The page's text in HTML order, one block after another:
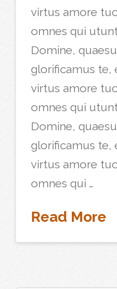
virtus amore
omnes qui
Domine,
glorificamus te,
virtus amore
omnes qui
Domine,
glorificamus te,
virtus amore
omnes qui …
Read More